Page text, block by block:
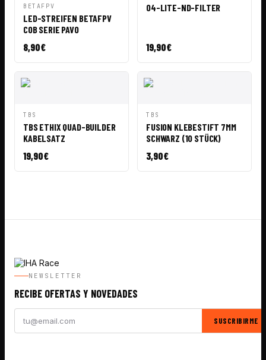
VISTA
BETAFPV
LED-STREIFEN BETAFPV
COB SERIE PAVO
8,90€
O4-LITE-ND-FILTER
19,90€
VISTA
TBS
TBS ETHIX QUAD-BUILDER
KABELSATZ
19,90€
VISTA
TBS
FUSION KLEBESTIFT 7MM
SCHWARZ (10 STÜCK)
3,90€
NEWSLETTER
RECIBE OFERTAS Y NOVEDADES
SUSCRIBIRME